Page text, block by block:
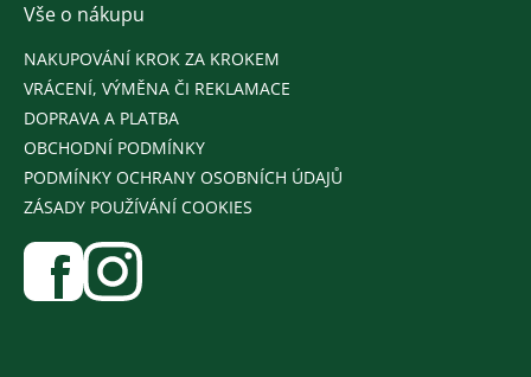
Vše o nákupu
NAKUPOVÁNÍ KROK ZA KROKEM
VRÁCENÍ, VÝMĚNA ČI REKLAMACE
DOPRAVA A PLATBA
OBCHODNÍ PODMÍNKY
PODMÍNKY OCHRANY OSOBNÍCH ÚDAJŮ
ZÁSADY POUŽÍVÁNÍ COOKIES